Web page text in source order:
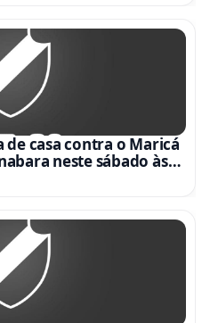
de casa contra o Maricá
neste sábado às